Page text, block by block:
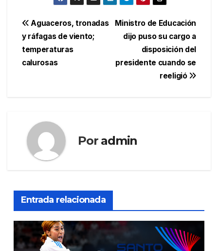
Navegación
de
entradas
Ministro de Educación
dijo puso su cargo a
disposición del
presidente cuando se
reeligió
Aguaceros, tronadas
y ráfagas de viento;
temperaturas
calurosas
Por admin
Entrada relacionada